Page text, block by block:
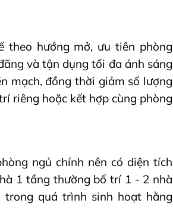
theo hướng mở, ưu tiên phòng
và tận dụng tối đa ánh sáng
mạch, đồng thời giảm số lượng
riêng hoặc kết hợp cùng phòng
ngủ chính nên có diện tích
1 tầng thường bố trí 1 - 2 nhà
quá trình sinh hoạt hằng